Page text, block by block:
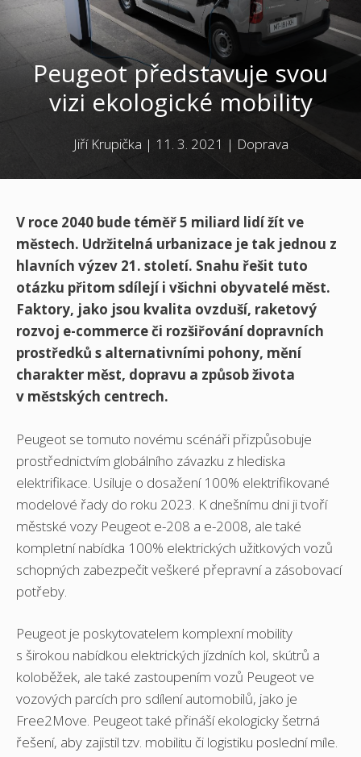
Peugeot představuje svou
vizi ekologické mobility
Jiří Krupička | 11. 3. 2021 | Doprava
V roce 2040 bude téměř 5 miliard lidí žít ve
městech. Udržitelná urbanizace je tak jednou z
hlavních výzev 21. století. Snahu řešit tuto
otázku přitom sdílejí i všichni obyvatelé měst.
Faktory, jako jsou kvalita ovzduší, raketový
rozvoj e-commerce či rozšiřování dopravních
prostředků s alternativními pohony, mění
charakter měst, dopravu a způsob života
v městských centrech.
Peugeot se tomuto novému scénáři přizpůsobuje
prostřednictvím globálního závazku z hlediska
elektrifikace. Usiluje o dosažení 100% elektrifikované
modelové řady do roku 2023. K dnešnímu dni ji tvoří
městské vozy Peugeot e-208 a e-2008, ale také
kompletní nabídka 100% elektrických užitkových vozů
schopných zabezpečit veškeré přepravní a zásobovací
potřeby.
Peugeot je poskytovatelem komplexní mobility
s širokou nabídkou elektrických jízdních kol, skútrů a
koloběžek, ale také zastoupením vozů Peugeot ve
vozových parcích pro sdílení automobilů, jako je
Free2Move. Peugeot také přináší ekologicky šetrná
řešení, aby zajistil tzv. mobilitu či logistiku poslední míle.